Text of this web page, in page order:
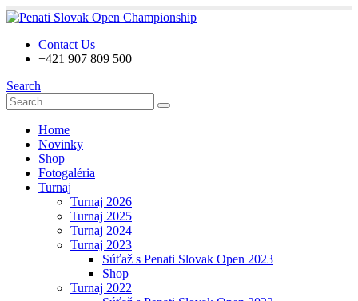
Contact Us
+421 907 809 500
Search
Home
Novinky
Shop
Fotogaléria
Turnaj
Turnaj 2026
Turnaj 2025
Turnaj 2024
Turnaj 2023
Súťaž s Penati Slovak Open 2023
Shop
Turnaj 2022